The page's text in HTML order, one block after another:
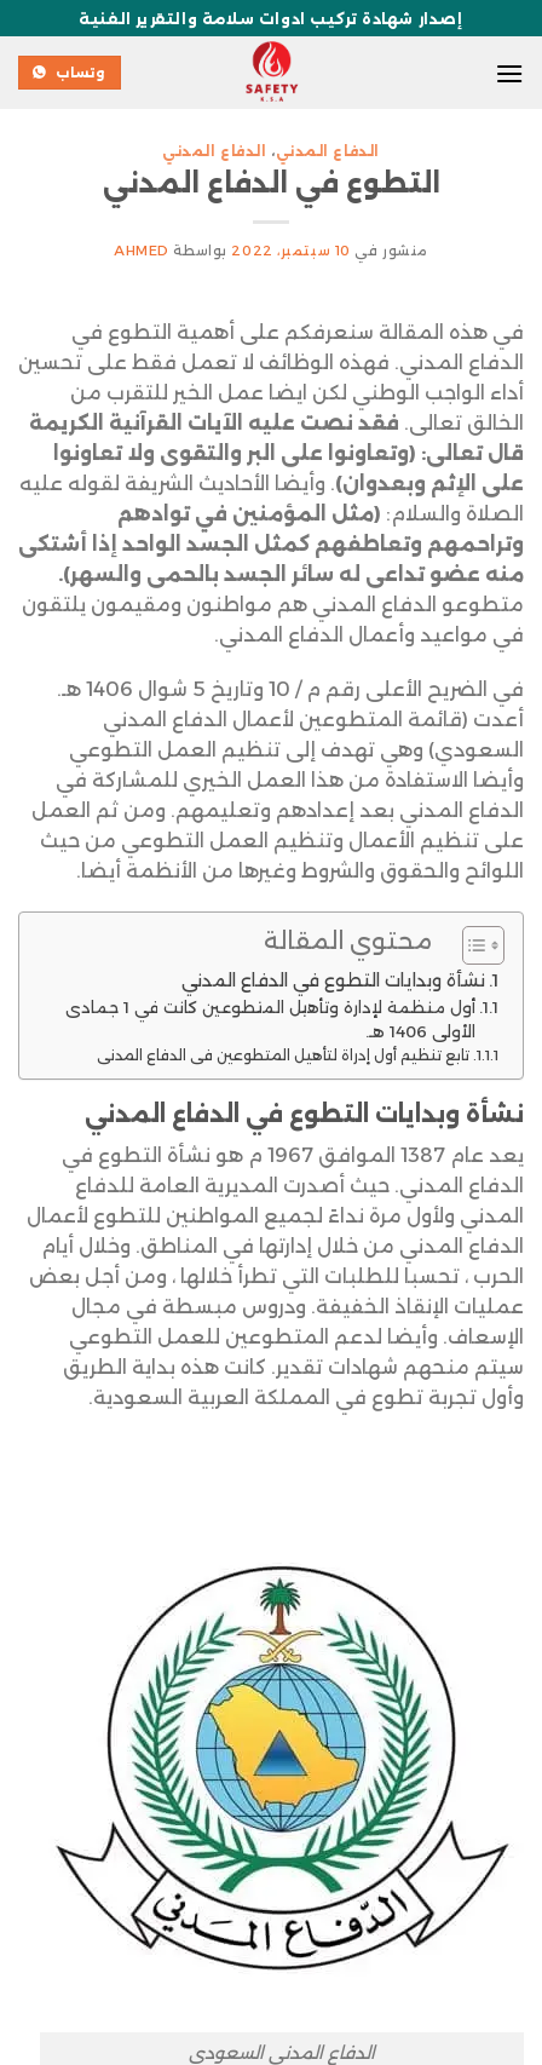
إصدار شهادة تركيب ادوات سلامة والتقرير الفنية
وتساب
الدفاع المدني، الدفاع المدني
التطوع في الدفاع المدني
منشور في 10 سبتمبر، 2022 بواسطة AHMED
في هذه المقالة سنعرفكم على أهمية التطوع في
الدفاع المدني. فهذه الوظائف لا تعمل فقط على تحسين
أداء الواجب الوطني لكن ايضا عمل الخير للتقرب من
الخالق تعالى. فقد نصت عليه الآيات القرآنية الكريمة
قال تعالى: (وتعاونوا على البر والتقوى ولا تعاونوا
على الإثم وبعدوان). وأيضا الأحاديث الشريفة لقوله عليه
الصلاة والسلام: (مثل المؤمنين في توادهم
وتراحمهم وتعاطفهم كمثل الجسد الواحد إذا أشتكى
منه عضو تداعى له سائر الجسد بالحمى والسهر).
متطوعو الدفاع المدني هم مواطنون ومقيمون يلتقون
في مواعيد وأعمال الدفاع المدني.
في الضريح الأعلى رقم م / 10 وتاريخ 5 شوال 1406 هـ.
أعدت (قائمة المتطوعين لأعمال الدفاع المدني
السعودي) وهي تهدف إلى تنظيم العمل التطوعي
وأيضا الاستفادة من هذا العمل الخيري للمشاركة في
الدفاع المدني بعد إعدادهم وتعليمهم. ومن ثم العمل
على تنظيم الأعمال وتنظيم العمل التطوعي من حيث
اللوائح والحقوق والشروط وغيرها من الأنظمة أيضا.
محتوي المقالة
نشأة وبدايات التطوع في الدفاع المدني
أول منظمة لإدارة وتأهيل المتطوعين كانت في 1 جمادى
الأولى 1406 هـ.
تابع تنظيم أول إدراة لتأهيل المتطوعين في الدفاع المدني
نشأة وبدايات التطوع في الدفاع المدني
يعد عام 1387 الموافق 1967 م هو نشأة التطوع في
الدفاع المدني. حيث أصدرت المديرية العامة للدفاع
المدني ولأول مرة نداءً لجميع المواطنين للتطوع لأعمال
الدفاع المدني من خلال إدارتها في المناطق. وخلال أيام
الحرب ، تحسبا للطلبات التي تطرأ خلالها ، ومن أجل بعض
عمليات الإنقاذ الخفيفة. ودروس مبسطة في مجال
الإسعاف. وأيضا لدعم المتطوعين للعمل التطوعي
سيتم منحهم شهادات تقدير. كانت هذه بداية الطريق
وأول تجربة تطوع في المملكة العربية السعودية.
الدفاع المدني السعودي